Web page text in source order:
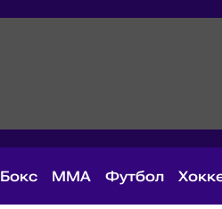
Бокс MMA Футбол